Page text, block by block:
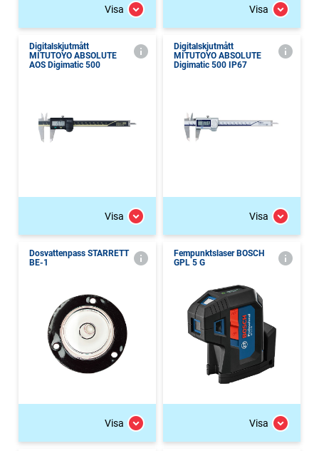
Visa Visa
Digitalskjutmått
MITUTOYO ABSOLUTE
AOS Digimatic 500
Visa
Digitalskjutmått
MITUTOYO ABSOLUTE
Digimatic 500 IP67
Visa
Dosvattenpass STARRETT
BE-1
Visa
Fempunktslaser BOSCH
GPL 5 G
Visa